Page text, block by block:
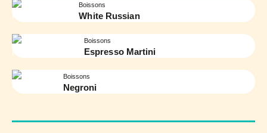
Boissons
White Russian
Boissons
Espresso Martini
Boissons
Negroni